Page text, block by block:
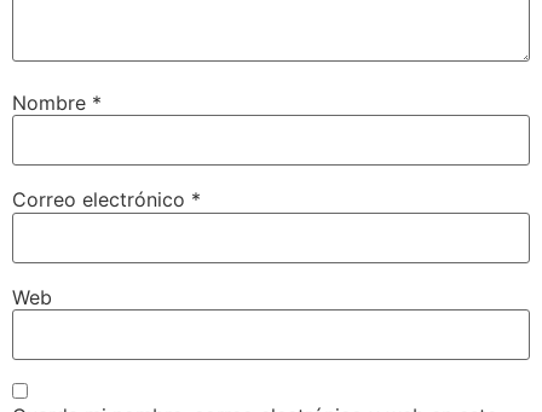
Nombre *
Correo electrónico *
Web